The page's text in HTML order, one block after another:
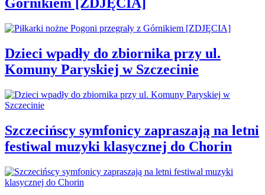
Górnikiem [ZDJĘCIA]
Dzieci wpadły do zbiornika przy ul.
Komuny Paryskiej w Szczecinie
Szczecińscy symfonicy zapraszają na letni
festiwal muzyki klasycznej do Chorin